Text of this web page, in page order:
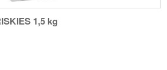
1,5 kg